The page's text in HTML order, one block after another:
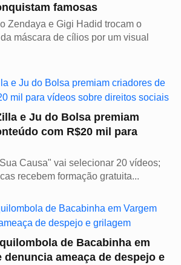
famosas
Zendaya e Gigi Hadid trocam o
máscara de cílios por um visual
e Ju do Bolsa premiam
com R$20 mil para
recebem formação gratuita...
de Bacabinha em
denuncia ameaça de despejo e